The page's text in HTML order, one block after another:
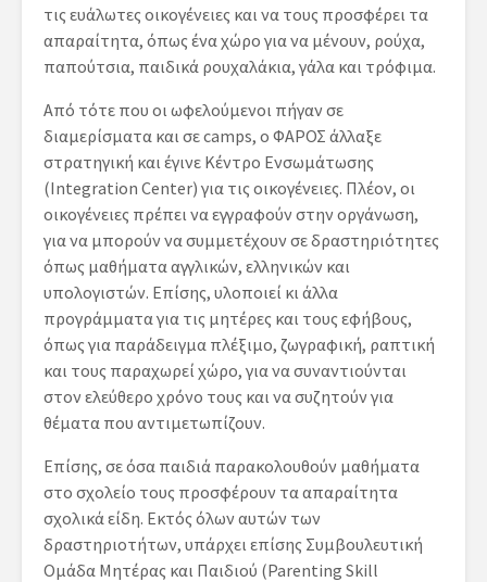
τις ευάλωτες οικογένειες και να τους προσφέρει τα
απαραίτητα, όπως ένα χώρο για να μένουν, ρούχα,
παπούτσια, παιδικά ρουχαλάκια, γάλα και τρόφιμα.
Από τότε που οι ωφελούμενοι πήγαν σε
διαμερίσματα και σε camps, ο ΦΑΡΟΣ άλλαξε
στρατηγική και έγινε Κέντρο Ενσωμάτωσης
(Integration Center) για τις οικογένειες. Πλέον, οι
οικογένειες πρέπει να εγγραφούν στην οργάνωση,
για να μπορούν να συμμετέχουν σε δραστηριότητες
όπως μαθήματα αγγλικών, ελληνικών και
υπολογιστών. Επίσης, υλοποιεί κι άλλα
προγράμματα για τις μητέρες και τους εφήβους,
όπως για παράδειγμα πλέξιμο, ζωγραφική, ραπτική
και τους παραχωρεί χώρο, για να συναντιούνται
στον ελεύθερο χρόνο τους και να συζητούν για
θέματα που αντιμετωπίζουν.
Επίσης, σε όσα παιδιά παρακολουθούν μαθήματα
στο σχολείο τους προσφέρουν τα απαραίτητα
σχολικά είδη. Εκτός όλων αυτών των
δραστηριοτήτων, υπάρχει επίσης Συμβουλευτική
Ομάδα Μητέρας και Παιδιού (Parenting Skill